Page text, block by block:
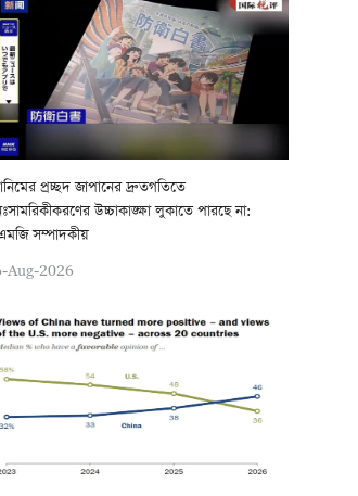
প্রচ্ছদ জাপানের দ্রুতগতিতে
উচ্চাকাঙ্ক্ষা লুকাতে পারছে না:
সম্পাদকীয়
Aug-2026